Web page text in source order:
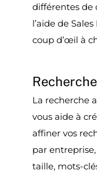
différentes de
l’aide de
coup d’œil à
La recherche
vous aide à
affiner vos
par
taille, mots-